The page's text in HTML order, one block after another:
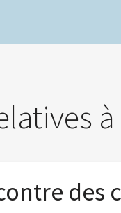
des